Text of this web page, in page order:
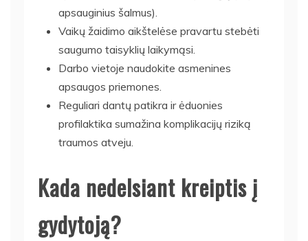
apsauginius šalmus).
Vaikų žaidimo aikštelėse pravartu stebėti
saugumo taisyklių laikymąsi.
Darbo vietoje naudokite asmenines
apsaugos priemones.
Reguliari dantų patikra ir ėduonies
profilaktika sumažina komplikacijų riziką
traumos atveju.
Kada nedelsiant kreiptis į
gydytoją?